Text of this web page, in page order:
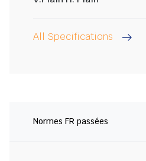
All Specifications
Normes FR passées